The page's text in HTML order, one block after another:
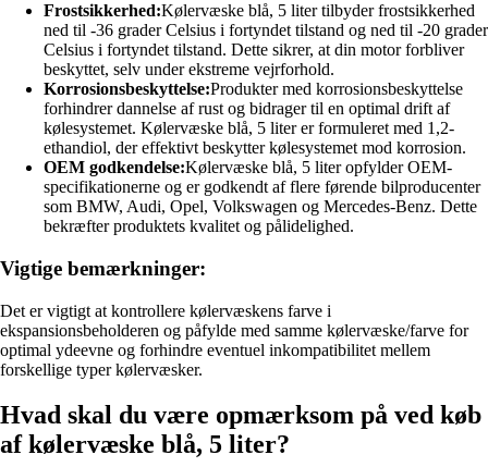
Frostsikkerhed:Kølervæske blå, 5 liter tilbyder frostsikkerhed
ned til -36 grader Celsius i fortyndet tilstand og ned til -20 grader
Celsius i fortyndet tilstand. Dette sikrer, at din motor forbliver
beskyttet, selv under ekstreme vejrforhold.
Korrosionsbeskyttelse:Produkter med korrosionsbeskyttelse
forhindrer dannelse af rust og bidrager til en optimal drift af
kølesystemet. Kølervæske blå, 5 liter er formuleret med 1,2-
ethandiol, der effektivt beskytter kølesystemet mod korrosion.
OEM godkendelse:Kølervæske blå, 5 liter opfylder OEM-
specifikationerne og er godkendt af flere førende bilproducenter
som BMW, Audi, Opel, Volkswagen og Mercedes-Benz. Dette
bekræfter produktets kvalitet og pålidelighed.
Vigtige bemærkninger:
Det er vigtigt at kontrollere kølervæskens farve i
ekspansionsbeholderen og påfylde med samme kølervæske/farve for
optimal ydeevne og forhindre eventuel inkompatibilitet mellem
forskellige typer kølervæsker.
Hvad skal du være opmærksom på ved køb
af kølervæske blå, 5 liter?